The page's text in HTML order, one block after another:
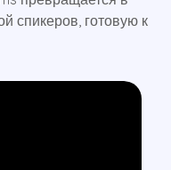
спикеров, готовую к